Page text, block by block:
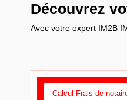
Découvrez
Avec votre expert IM2B
Calcul Frais de